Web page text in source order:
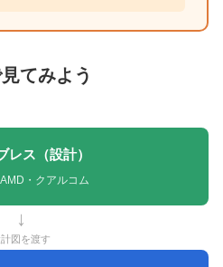
てみよう
ス（設計）
・クアルコム
↓
図を渡す